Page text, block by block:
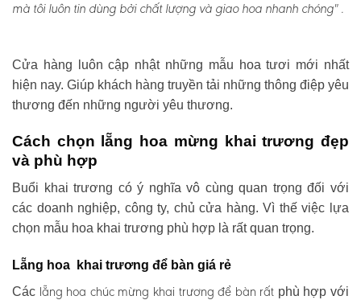
mà tôi luôn tin dùng bởi chất lượng và giao hoa nhanh chóng" .
Cửa hàng luôn cập nhật những mẫu hoa tươi mới nhất
hiện nay. Giúp khách hàng truyền tải những thông điệp yêu
thương đến những người yêu thương.
Cách chọn lẵng hoa mừng khai trương đẹp
và phù hợp
Buổi khai trương có ý nghĩa vô cùng quan trọng đối với
các doanh nghiệp, công ty, chủ cửa hàng. Vì thế việc lựa
chọn mẫu hoa khai trương phù hợp là rất quan trọng.
Lẵng hoa khai trương để bàn giá rẻ
Các lẵng hoa chúc mừng khai trương để bàn rất phù hợp với